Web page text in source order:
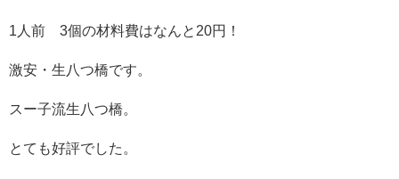
1人前 3個の材料費はなんと20円！
激安・生八つ橋です。
スー子流生八つ橋。
とても好評でした。